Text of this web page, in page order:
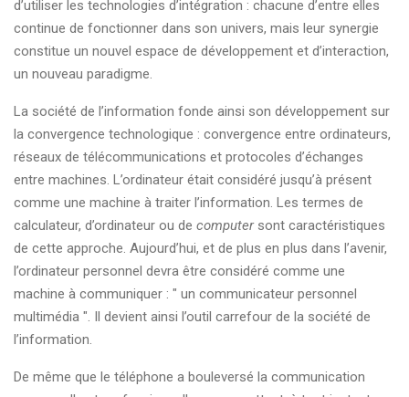
d’utiliser les technologies d’intégration : chacune d’entre elles
continue de fonctionner dans son univers, mais leur synergie
constitue un nouvel espace de développement et d’interaction,
un nouveau paradigme.
La société de l’information fonde ainsi son développement sur
la convergence technologique : convergence entre ordinateurs,
réseaux de télécommunications et protocoles d’échanges
entre machines. L’ordinateur était considéré jusqu’à présent
comme une machine à traiter l’information. Les termes de
calculateur, d’ordinateur ou de computersont caractéristiques
de cette approche. Aujourd’hui, et de plus en plus dans l’avenir,
l’ordinateur personnel devra être considéré comme une
machine à communiquer : " un communicateur personnel
multimédia ". Il devient ainsi l’outil carrefour de la société de
l’information.
De même que le téléphone a bouleversé la communication